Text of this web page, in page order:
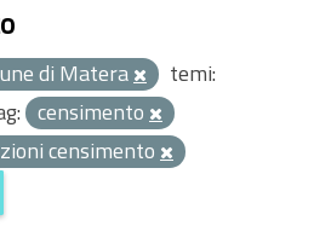
di Matera
temi:
censimento
censimento